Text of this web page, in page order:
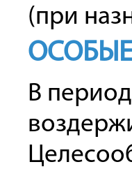
(при
В